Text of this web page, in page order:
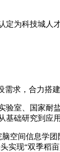
为科技城
求，合力搭
室、国家
础研究到应
空间信息学
现“双季稻